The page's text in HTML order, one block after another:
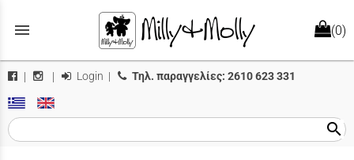
menu (0)
| | Login | Τηλ. παραγγελίες: 2610 623 331
search